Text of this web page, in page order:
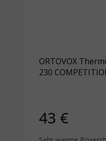
ORTOVOX
230
43 €